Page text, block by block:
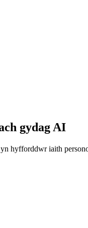
gydag AI
hyfforddwr iaith